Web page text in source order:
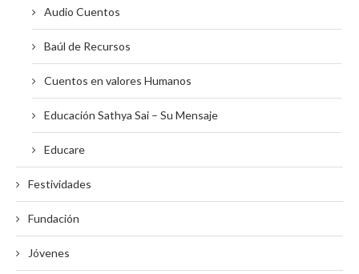
Audio Cuentos
Baúl de Recursos
Cuentos en valores Humanos
Educación Sathya Sai – Su Mensaje
Educare
Festividades
Fundación
Jóvenes